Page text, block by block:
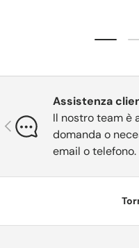
Carica
Indietro
Assistenza
Il nostro team è
domanda o
email o telefono.